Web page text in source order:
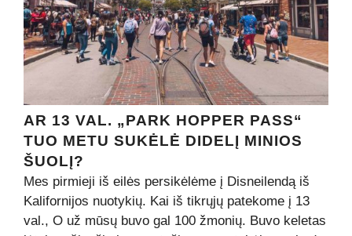
AR 13 VAL. „PARK HOPPER PASS“
TUO METU SUKĖLĖ DIDELĮ MINIOS
ŠUOLĮ?
Mes pirmieji iš eilės persikėlėme į Disneilendą iš
Kalifornijos nuotykių. Kai iš tikrųjų patekome į 13
val., O už mūsų buvo gal 100 žmonių. Buvo keletas